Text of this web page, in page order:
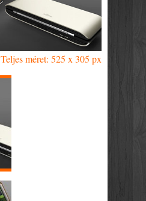
Teljes méret: 525 x 305 px